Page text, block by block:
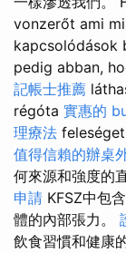
vonzerőt ami
kapcsolódások
pedig abban,
記帳士推薦
régóta 實惠的
理療法 feleséget
值得信賴的辦桌
何來源和強度的
申請 KFSZ中包
體的內部張力。
飲食習慣和健康